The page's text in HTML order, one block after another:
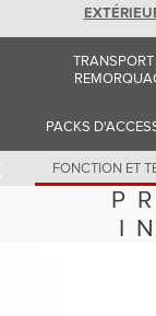
Romania
Switzerland
Switzerland
USA (English)
TRANSPORT
PACKS
FONCTION ET